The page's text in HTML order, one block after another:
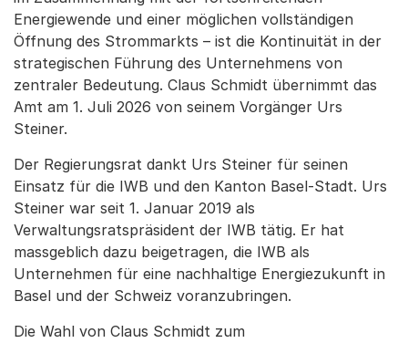
Energiewende und einer möglichen vollständigen
Öffnung des Strommarkts – ist die Kontinuität in der
strategischen Führung des Unternehmens von
zentraler Bedeutung. Claus Schmidt übernimmt das
Amt am 1. Juli 2026 von seinem Vorgänger Urs
Steiner.
Der Regierungsrat dankt Urs Steiner für seinen
Einsatz für die IWB und den Kanton Basel-Stadt. Urs
Steiner war seit 1. Januar 2019 als
Verwaltungsratspräsident der IWB tätig. Er hat
massgeblich dazu beigetragen, die IWB als
Unternehmen für eine nachhaltige Energiezukunft in
Basel und der Schweiz voranzubringen.
Die Wahl von Claus Schmidt zum